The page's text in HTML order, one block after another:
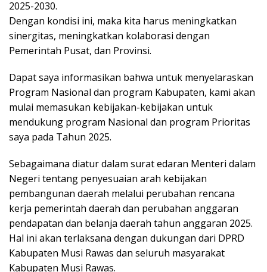
2025-2030.
Dengan kondisi ini, maka kita harus meningkatkan
sinergitas, meningkatkan kolaborasi dengan
Pemerintah Pusat, dan Provinsi.
Dapat saya informasikan bahwa untuk menyelaraskan
Program Nasional dan program Kabupaten, kami akan
mulai memasukan kebijakan-kebijakan untuk
mendukung program Nasional dan program Prioritas
saya pada Tahun 2025.
Sebagaimana diatur dalam surat edaran Menteri dalam
Negeri tentang penyesuaian arah kebijakan
pembangunan daerah melalui perubahan rencana
kerja pemerintah daerah dan perubahan anggaran
pendapatan dan belanja daerah tahun anggaran 2025.
Hal ini akan terlaksana dengan dukungan dari DPRD
Kabupaten Musi Rawas dan seluruh masyarakat
Kabupaten Musi Rawas.